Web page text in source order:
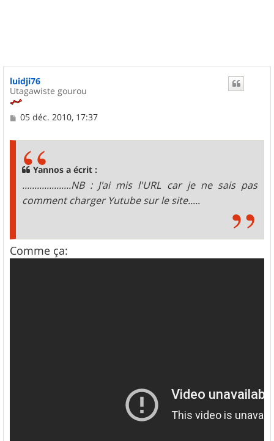
luidji76
Utagawiste gourou
M
05 déc. 2010, 17:37
Yannos a écrit :
....................NB : J'ai mis l'URL car je ne sais pas
comment charger Yutube sur le site.....
Comme ça: